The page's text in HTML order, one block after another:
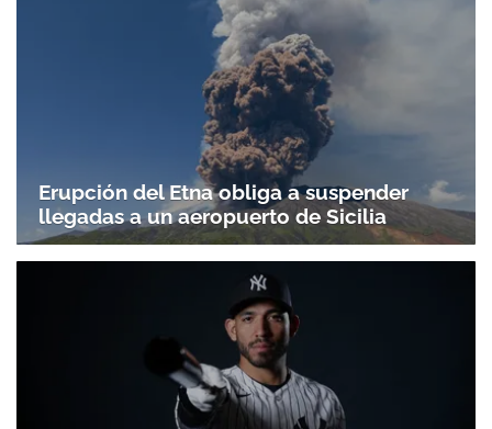
Erupción del Etna obliga a suspender
llegadas a un aeropuerto de Sicilia